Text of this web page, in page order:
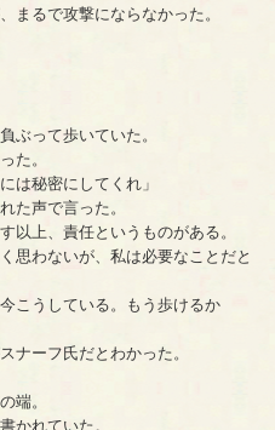
まるで攻撃にならなかった。
ぶって歩いていた。
た。
は秘密にしてくれ」
た声で言った。
以上、責任というものがある。
思わないが、私は必要なことだと
こうしている。もう歩けるか
ナーフ氏だとわかった。
端。
かれていた。